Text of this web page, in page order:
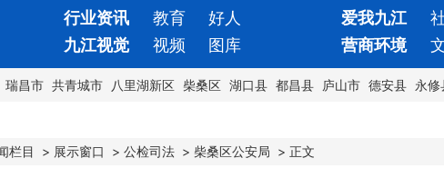
行业资讯 教育 好人 爱我九江
九江视觉 视频 图库 营商环境
瑞昌市 共青城市 八里湖新区 柴桑区 湖口县 都昌县 庐山市 德安县 永修
栏目 > 展示窗口 > 公检司法 > 柴桑区公安局 > 正文